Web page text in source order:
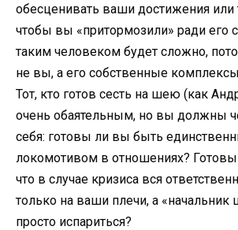
обесценивать ваши достижения или
чтобы вы «притормозили» ради его
таким человеком будет сложно,
не вы, а его собственные
Тот, кто готов сесть на шею (как
очень обаятельным, но вы должны
себя: готовы ли вы быть
локомотивом в отношениях?
что в случае кризиса вся
только на ваши плечи, а «начальник
просто испариться?